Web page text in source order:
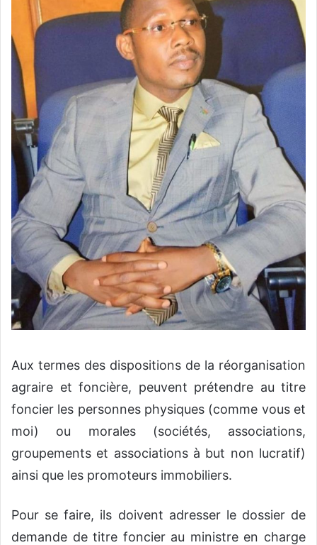
Aux termes des dispositions de la réorganisation
agraire et foncière, peuvent prétendre au titre
foncier les personnes physiques (comme vous et
moi) ou morales (sociétés, associations,
groupements et associations à but non lucratif)
ainsi que les promoteurs immobiliers.
Pour se faire, ils doivent adresser le dossier de
demande de titre foncier au ministre en charge